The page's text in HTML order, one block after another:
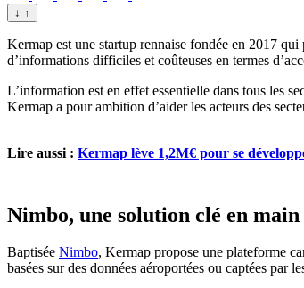
↓ ↑
Kermap est une startup rennaise fondée en 2017
d’informations difficiles et coûteuses en termes
L’information est en effet essentielle dans tous les
Kermap a pour ambition d’aider les acteurs des
Lire aussi : Kermap lève 1,2M€ pour se
Nimbo, une solution clé en
Baptisée Nimbo, Kermap propose une plateforme
basées sur des données aéroportées ou captées